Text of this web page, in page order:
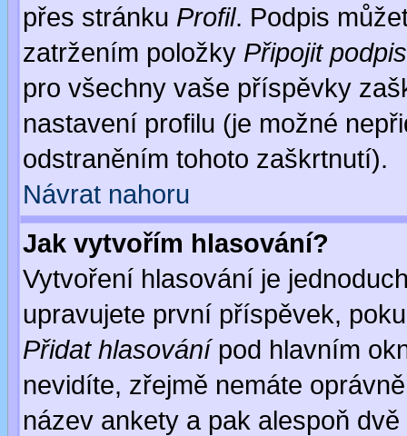
přes stránku Profil. Podpis
zatržením položky Připojit podpis
pro všechny vaše příspěvky
nastavení profilu (je možné
odstraněním tohoto zaškrtnutí).
Návrat nahoru
Jak vytvořím hlasování?
Vytvoření hlasování je
upravujete první příspěvek,
Přidat hlasovánípod hlavním
nevidíte, zřejmě nemáte
název ankety a pak alespoň